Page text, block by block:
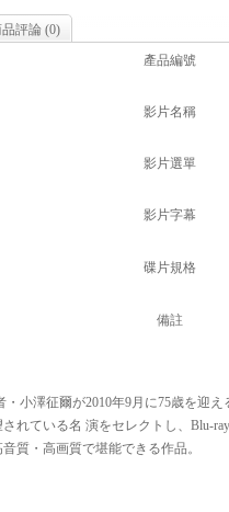
評論 (0)
產品編號
影片名稱
影片選單
影片字幕
碟片規格
備註
・小澤征爾が2010年9月に75歳を迎
れている名 演をセレクトし、Blu-
質・高画質で堪能できる作品。